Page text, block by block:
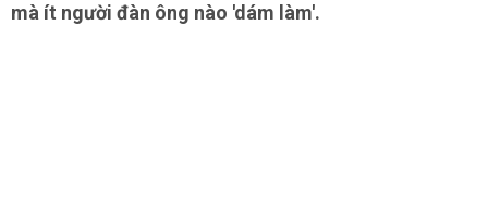
mà ít người đàn ông nào 'dám làm'.